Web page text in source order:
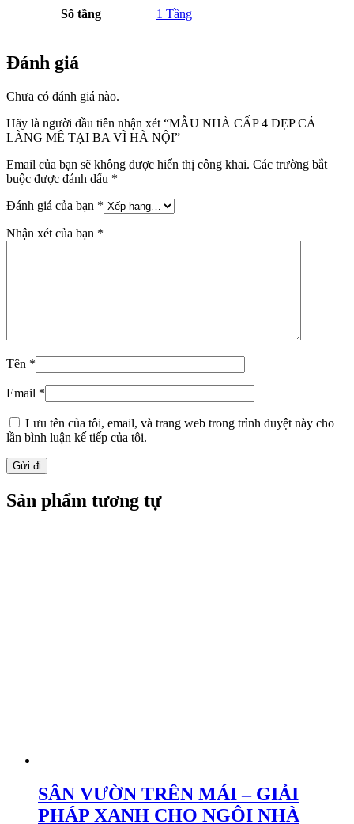
Số tầng 1 Tầng
Đánh giá
Chưa có đánh giá nào.
Hãy là người đầu tiên nhận xét “MẪU NHÀ CẤP 4 ĐẸP CẢ
LÀNG MÊ TẠI BA VÌ HÀ NỘI”
Email của bạn sẽ không được hiển thị công khai. Các trường bắt
buộc được đánh dấu *
Đánh giá của bạn *
Nhận xét của bạn *
Tên *
Email *
Lưu tên của tôi, email, và trang web trong trình duyệt này cho
lần bình luận kế tiếp của tôi.
Sản phẩm tương tự
SÂN VƯỜN TRÊN MÁI – GIẢI
PHÁP XANH CHO NGÔI NHÀ